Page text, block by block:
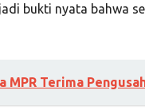
bukti nyata bahwa
MPR Terima